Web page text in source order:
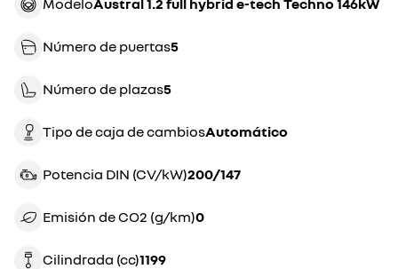
Modelo Austral 1.2 full hybrid e-tech Techno 146kW
Número de puertas5
Número de plazas5
Tipo de caja de cambios automático
Potencia DIN (CV/kW) 200/147
Emisión de CO2 (g/km)0
Cilindrada (cc) 1199